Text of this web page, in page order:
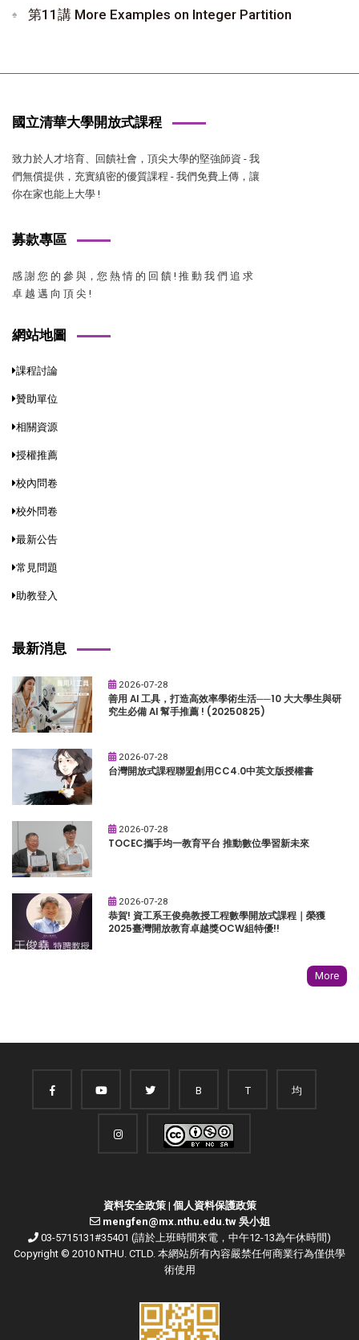
第11講 More Examples on Integer Partition
國立清華大學開放式課程
致力於人才培育、回饋社會，頂尖大學的堅強師資 - 我
們無償提供，充實縝密的優質課程 - 我們免費上傳，讓
你在家也能上大學 !
募款專區
感 謝 您 的 參 與，您 熱 情 的 回 饋 ! 推 動 我 們 追 求
卓 越 邁 向 頂 尖 !
網站地圖
課程討論
贊助單位
相關資源
授權推薦
校內問卷
校外問卷
最新公告
常見問題
助教登入
最新消息
2026-07-28
善用 AI 工具，打造高效率學術生活──10 大大學生與研
究生必備 AI 幫手推薦 ! (20250825)
2026-07-28
台灣開放式課程聯盟創用CC4.0中英文版授權書
2026-07-28
TOCEC攜手均一教育平台 推動數位學習新未來
2026-07-28
恭賀! 資工系王俊堯教授工程數學開放式課程｜榮獲
2025臺灣開放教育卓越獎OCW組特優!!
More
B T 均
資料安全政策| 個人資料保護政策
mengfen@mx.nthu.edu.tw 吳小姐
03-5715131#35401 (請於上班時間來電，中午12-13為午休時間)
Copyright © 2010 NTHU. CTLD. 本網站所有內容嚴禁任何商業行為僅供學
術使用